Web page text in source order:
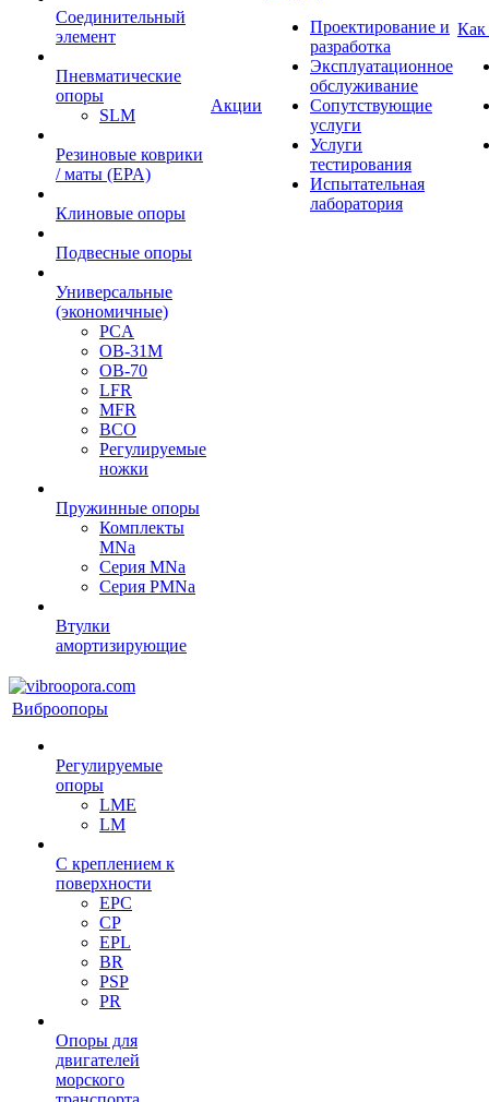
Cоединительный
элемент
Пневматические
опоры
SLM
Резиновые коврики
/ маты (EPA)
Клиновые опоры
Подвесные опоры
Универсальные
(экономичные)
PCA
ОВ-31М
OB-70
LFR
MFR
ВСО
Регулируемые
ножки
Пружинные опоры
Комплекты
MNa
Серия MNa
Серия PMNa
Втулки
амортизирующие
Акции
Проектирование и
разработка
Эксплуатационное
обслуживание
Сопутствующие
услуги
Услуги
тестирования
Испытательная
лаборатория
Как
Виброопоры
Регулируемые
опоры
LME
LM
С креплением к
поверхности
EPC
CP
EPL
BR
PSP
PR
Опоры для
двигателей
морского